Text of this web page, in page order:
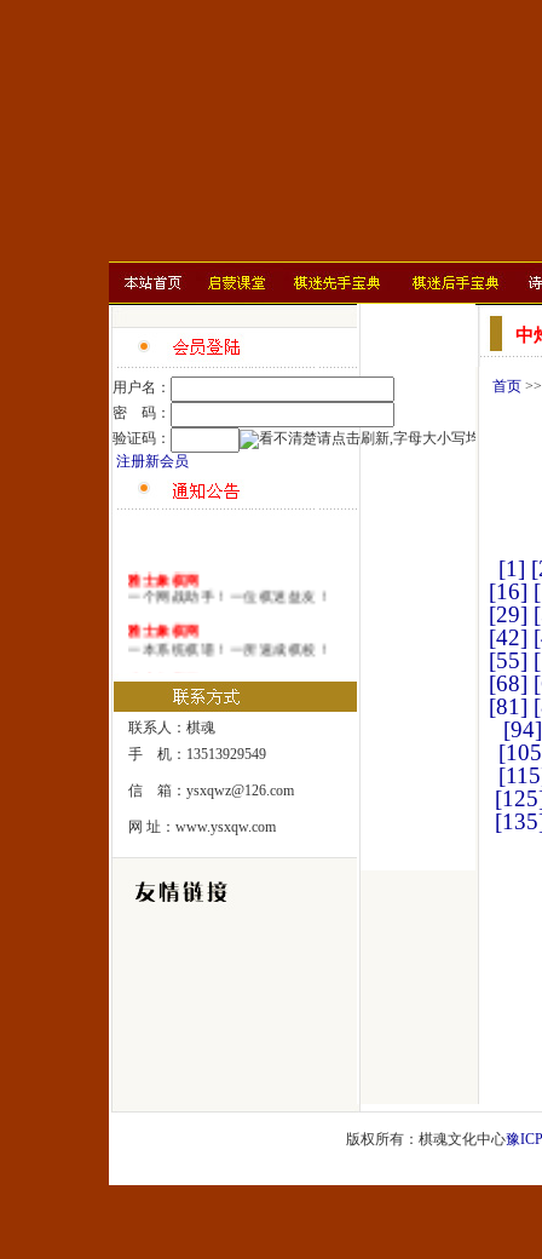
用户名：
密 码：
验证码：
注册新会员
雅士象棋网
一个网战助手！一位棋迷益友！
雅士象棋网
一本系统棋谱！一所速成棋校！
雅士象棋网
一处修身圣地！一座雅士乐园！
联系人：棋魂
手 机：13513929549
信 箱：ysxqwz@126.com
网 址：www.ysxqw.com
中
首页
[1]
[16]
[29]
[42]
[55]
[68]
[81]
[94]
版权所有：棋魂文化中心豫